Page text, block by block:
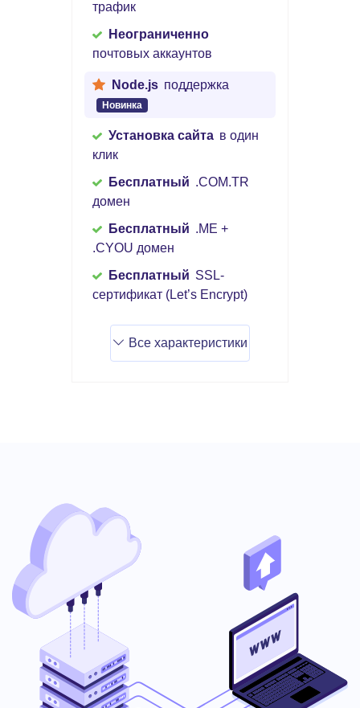
трафик
Неограниченно
почтовых аккаунтов
Node.js поддержка
Новинка
Установка сайта в один
клик
Бесплатный .COM.TR
домен
Бесплатный .ME +
.CYOU домен
Бесплатный SSL-
сертификат (Let’s Encrypt)
Все характеристики